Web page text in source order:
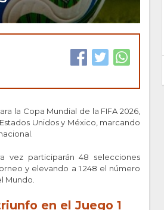
la Copa Mundial de la FIFA 2026,
Unidos y México, marcando
vez participarán 48 selecciones
y elevando a 1.248 el número
Mundo.
en el Juego 1